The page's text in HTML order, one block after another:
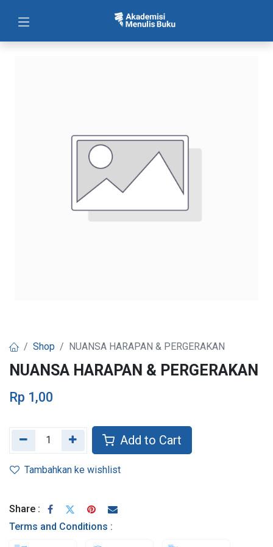
Shop NUANSA HARAPAN & PERGERAKAN
NUANSA HARAPAN & PERGERAKAN
Rp 1,00
Add to Cart
Tambahkan ke wishlist
Share :
Terms and Conditions :